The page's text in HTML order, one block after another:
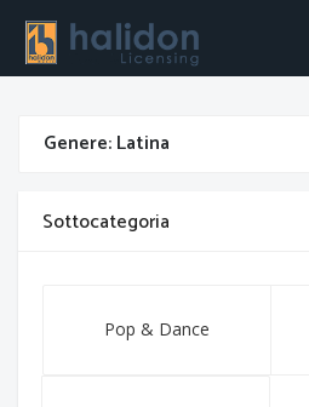
Genere: Latina
Sottocategoria
Pop & Dance